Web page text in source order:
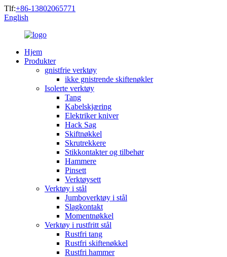
Tlf:+86-13802065771
English
Hjem
Produkter
gnistfrie verktøy
ikke gnistrende skiftenøkler
Isolerte verktøy
Tang
Kabelskjæring
Elektriker kniver
Hack Sag
Skiftnøkkel
Skrutrekkere
Stikkontakter og tilbehør
Hammere
Pinsett
Verktøysett
Verktøy i stål
Jumboverktøy i stål
Slagkontakt
Momentnøkkel
Verktøy i rustfritt stål
Rustfri tang
Rustfri skiftenøkkel
Rustfri hammer